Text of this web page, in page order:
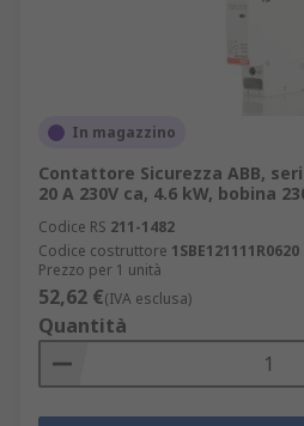
In magazzino
Contattore Sicurezza ABB,
20 A 230V ca, 4.6 kW, bobina
Codice RS 211-1482
Codice costruttore 1SBE121111R0620
Prezzo per 1 unità
52,62 €(IVA esclusa)
Quantità